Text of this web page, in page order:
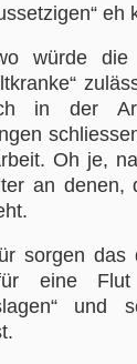
eh
würde die
in der
Oh je,
an denen,
sorgen das
eine
und